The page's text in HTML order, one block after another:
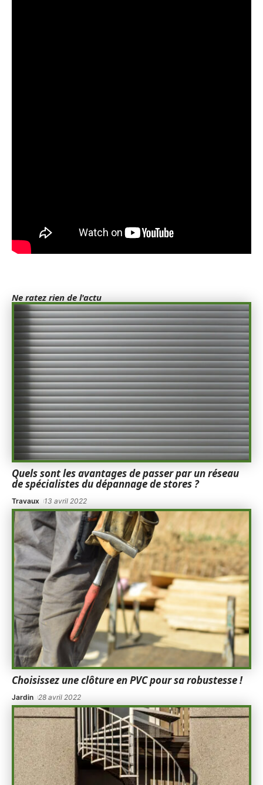
Ne ratez rien de l'actu
Quels sont les avantages de passer par un réseau
de spécialistes du dépannage de stores ?
Travaux 13 avril 2022
Choisissez une clôture en PVC pour sa robustesse !
Jardin 28 avril 2022